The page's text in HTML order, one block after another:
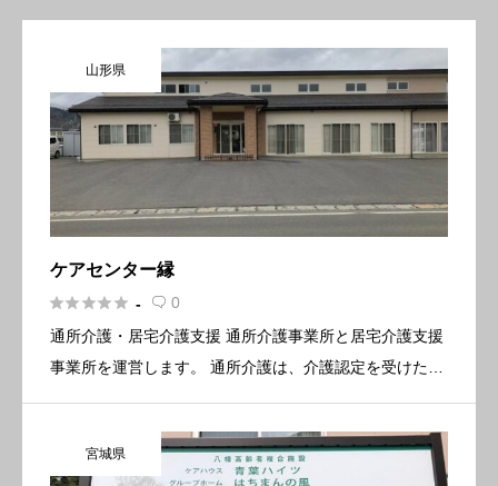
山形県
ケアセンター縁
 -  0
通所介護・居宅介護支援 通所介護事業所と居宅介護支援
事業所を運営します。 通所介護は、介護認定を受けた
方々の入浴や機能訓練等の支援。 居宅介護支援は、認定
の代行申請・在宅生活を送るためのマネジメントを行い
ます。 「ご利用 […]
宮城県